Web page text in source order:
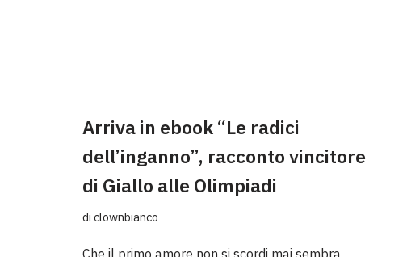
Arriva in ebook “Le radici
dell’inganno”, racconto vincitore
di Giallo alle Olimpiadi
di clownbianco
Che il primo amore non si scordi mai sembra